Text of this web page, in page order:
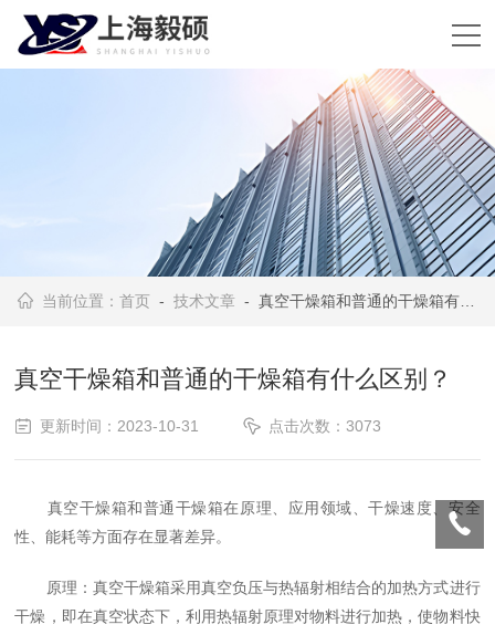
当前位置：首页 -技术文章 - 真空干燥箱和普通的干燥箱有什么区别？
真空干燥箱和普通的干燥箱有什么区别？
更新时间：2023-10-31 点击次数：3073
真空干燥箱和普通干燥箱在原理、应用领域、干燥速度、安全
性、能耗等方面存在显著差异。
原理：真空干燥箱采用真空负压与热辐射相结合的加热方式进行
干燥，即在真空状态下，利用热辐射原理对物料进行加热，使物料快